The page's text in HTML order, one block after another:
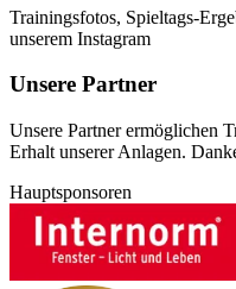
Trainingsfotos, Spieltags-
unserem Instagram
Unsere Partner
Unsere Partner ermöglichen
Erhalt unserer Anlagen.
Hauptsponsoren